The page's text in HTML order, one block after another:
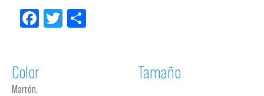
Facebook
Twitter
Color
Marrón,
Tamaño